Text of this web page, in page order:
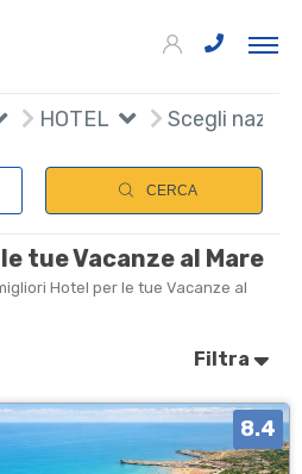
HOTEL Scegli
CERCA
tue Vacanze al Mare
Hotel per le tue Vacanze al
Filtra
8.4